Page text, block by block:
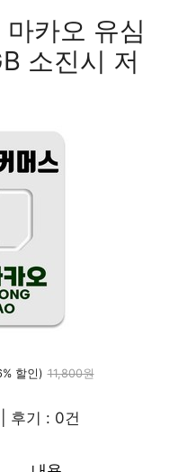
카오 유심
소진시 저
할인) 11,800원
후기 : 0건